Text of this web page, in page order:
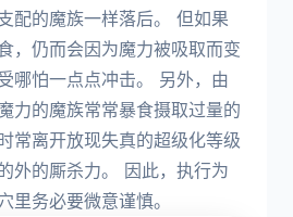
配的魔族一样落后。 但如果
，仍而会因为魔力被吸取而变
哪怕一点点冲击。 另外，由
力的魔族常常暴食摄取过量的
常离开放现失真的超级化等级
外的厮杀力。 因此，执行为
里务必要微意谨慎。